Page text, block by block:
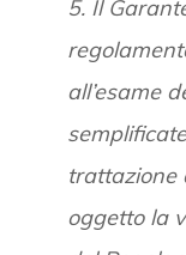
5. Il
all’esame
trattazione
oggetto la